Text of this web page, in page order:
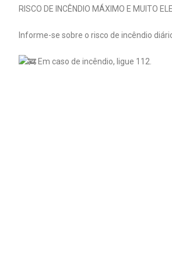
RISCO DE INCÊNDIO MÁXIMO E MUITO
Informe-se sobre o risco de incêndio
Em caso de incêndio, ligue 112.